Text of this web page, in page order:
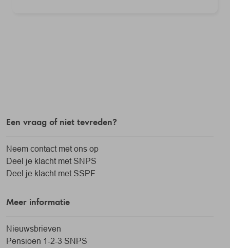
Een vraag of niet tevreden?
Neem contact met ons op
Deel je klacht met SNPS
Deel je klacht met SSPF
Meer informatie
Nieuwsbrieven
Pensioen 1-2-3 SNPS